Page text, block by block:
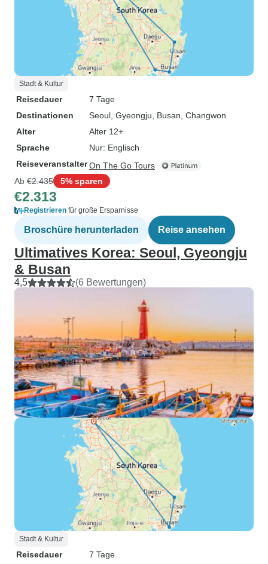
Stadt & Kultur
Reisedauer
7 Tage
Destinationen
Seoul , Gyeongju , Busan , Changwon
Alter
Alter 12+
Sprache
Nur: Englisch
ReiseveranstalterOn The Go Tours
Ab €2.435 5% sparen
€2.313
Registrieren für große Ersparnisse
Broschüre herunterladen Reise ansehen
Ultimatives Korea: Seoul, Gyeongju
& Busan
4,5 (6 Bewertungen)
Stadt & Kultur
Reisedauer
7 Tage